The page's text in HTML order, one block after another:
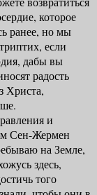
которое
ранее, но мы
если
дабы вы
радость
Христа,
и
Сен-Жермен
на Земле,
здесь,
того